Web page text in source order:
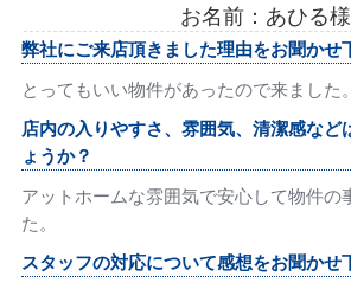
お名前：あひる様
弊社にご来店頂きました理由をお聞かせ
とってもいい物件があったので来ました。
店内の入りやすさ、雰囲気、清潔感など
ょうか？
アットホームな雰囲気で安心して物件の
た。
スタッフの対応について感想をお聞かせ